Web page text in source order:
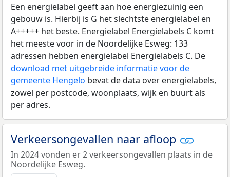
Een energielabel geeft aan hoe energiezuinig een
gebouw is. Hierbij is G het slechtste energielabel en
A+++++ het beste. Energielabel Energielabels C komt
het meeste voor in de Noordelijke Esweg: 133
adressen hebben energielabel Energielabels C. De
download met uitgebreide informatie voor de
gemeente Hengelo bevat de data over energielabels,
zowel per postcode, woonplaats, wijk en buurt als
per adres.
Verkeersongevallen naar afloop
In 2024 vonden er 2 verkeersongevallen plaats in de
Noordelijke Esweg.